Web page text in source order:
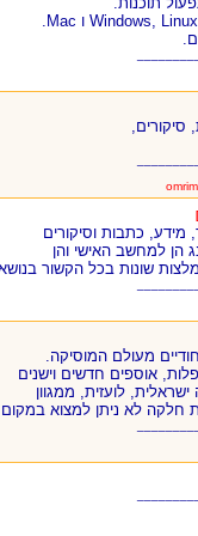
סיקורים,
]
כתבות וסיקורים
הן למחשב האישי והן
שונות בכל הקשור
מעולם המוסיקה.
אוספים חדשים וישנים
לועזית, ממגוון
חלקה לא ניתן למצוא